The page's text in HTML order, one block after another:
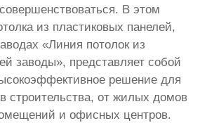
В этом
из пластиковых панелей,
«Линия потолок из
заводы», представляет собой
решение для
строительства, от жилых домов
и офисных центров.